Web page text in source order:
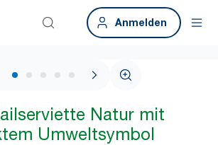
Anmelden
1 / 5
Natur mit
Umweltsymbol